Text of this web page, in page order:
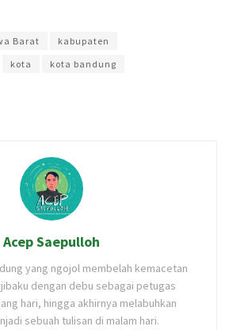
Barat
kabupaten
kota kota bandung
Acep Saepulloh
yang ngojol membelah kemacetan
dengan debu sebagai petugas
hari, hingga akhirnya melabuhkan
sebuah tulisan di malam hari.